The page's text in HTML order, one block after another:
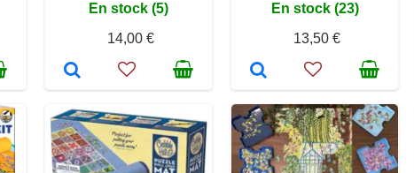
En stock (5)
14,00 €
En stock (23)
13,50 €